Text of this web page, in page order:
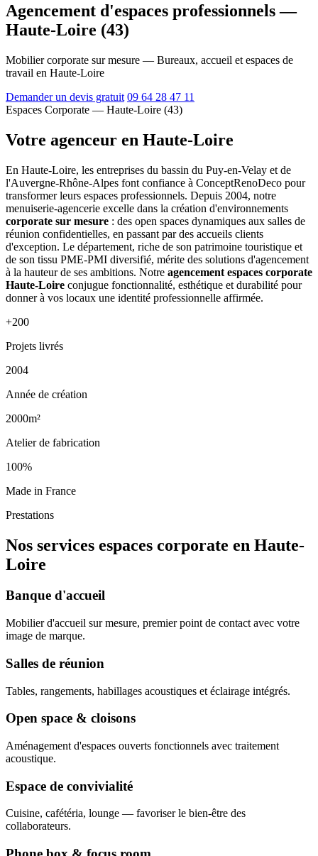
Agencement d'espaces professionnels —
Haute-Loire (43)
Mobilier corporate sur mesure — Bureaux, accueil et espaces de
travail en Haute-Loire
Demander un devis gratuit 09 64 28 47 11
Espaces Corporate — Haute-Loire (43)
Votre agenceur en Haute-Loire
En Haute-Loire, les entreprises du bassin du Puy-en-Velay et de
l'Auvergne-Rhône-Alpes font confiance à ConceptRenoDeco pour
transformer leurs espaces professionnels. Depuis 2004, notre
menuiserie-agencerie excelle dans la création d'environnements
corporate sur mesure : des open spaces dynamiques aux salles de
réunion confidentielles, en passant par des accueils clients
d'exception. Le département, riche de son patrimoine touristique et
de son tissu PME-PMI diversifié, mérite des solutions d'agencement
à la hauteur de ses ambitions. Notre agencement espaces corporate
Haute-Loire conjugue fonctionnalité, esthétique et durabilité pour
donner à vos locaux une identité professionnelle affirmée.
+200
Projets livrés
2004
Année de création
2000m²
Atelier de fabrication
100%
Made in France
Prestations
Nos services espaces corporate en Haute-
Loire
Banque d'accueil
Mobilier d'accueil sur mesure, premier point de contact avec votre
image de marque.
Salles de réunion
Tables, rangements, habillages acoustiques et éclairage intégrés.
Open space & cloisons
Aménagement d'espaces ouverts fonctionnels avec traitement
acoustique.
Espace de convivialité
Cuisine, cafétéria, lounge — favoriser le bien-être des
collaborateurs.